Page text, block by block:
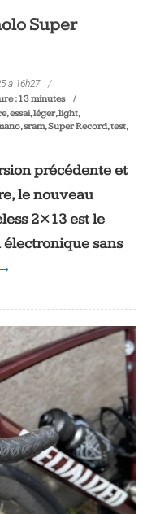
Super
à 16h27
: 13minutes
,essai,léger,light,
,sram,Super Record,test,
précédente et
le nouveau
2×13 est le
sans